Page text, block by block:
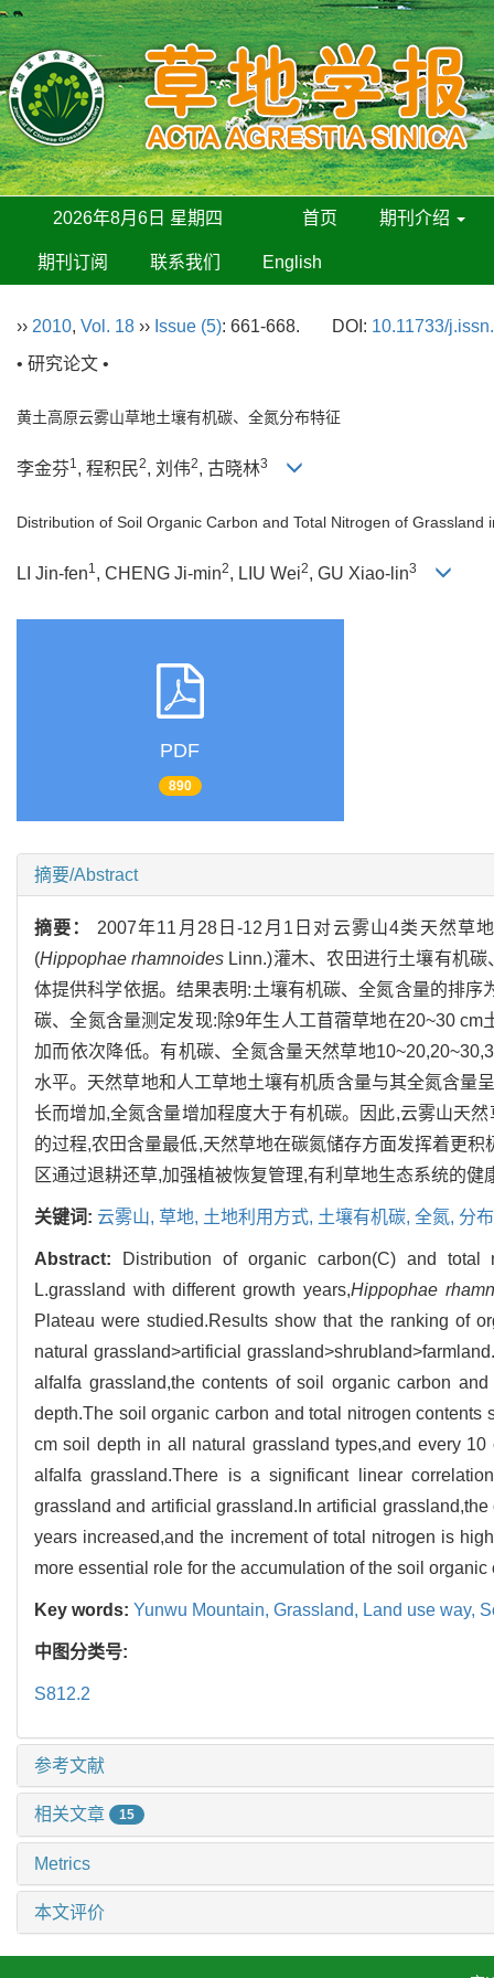
2026年8月6日 星期四 首页 期刊介绍
期刊订阅 联系我们 English
›› 2010, Vol. 18 ›› Issue (5): 661-668. DOI: 10.11733/
• 研究论文 •
黄土高原云雾山草地土壤有机碳、全氮分布特征
李金芬1, 程积民2, 刘伟2, 古晓林3
Distribution of Soil Organic Carbon and Total Nitrogen of Grassland
LI Jin-fen1, CHENG Ji-min2, LIU Wei2, GU Xiao-lin3
PDF
890
摘要/Abstract
摘要： 2007年11月28日-12月1日对云雾山4类天然草
(Hippophae rhamnoides Linn.)灌木、农田进行土壤有机
体提供科学依据。结果表明:土壤有机碳、全氮含量的排
碳、全氮含量测定发现:除9年生人工苜蓿草地在20~30
加而依次降低。有机碳、全氮含量天然草地
水平。天然草地和人工草地土壤有机质含量与其全氮含量
长而增加,全氮含量增加程度大于有机碳。因此,云雾山天
的过程,农田含量最低,天然草地在碳氮储存方面发挥着更
区通过退耕还草,加强植被恢复管理,有利草地生态系统的健
关键词: 云雾山, 草地, 土地利用方式, 土壤有机碳, 全氮, 分
Abstract:
Distribution of organic carbon(C) and
L.grassland with different growth years,Hippophae
Plateau were studied.Results show that the ranking of
natural grassland>artificial
alfalfa grassland,the contents of soil organic carbon
depth.The soil organic carbon and total nitrogen
cm soil depth in all natural grassland types,and every
alfalfa grassland.There is a significant linear
grassland and artificial grassland.In artificial
years increased,and the increment of total nitrogen is
more essential role for the accumulation of the soil
Key words: Yunwu Mountain, Grassland, Land use way,
中图分类号:
S812.2
参考文献
相关文章 15
Metrics
本文评价